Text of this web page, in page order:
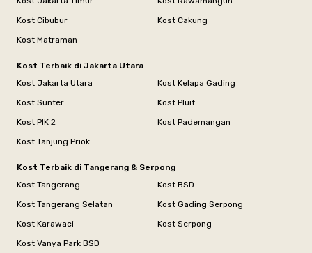
Kost Cibubur
Kost Cakung
Kost Matraman
Kost Terbaik di Jakarta Utara
Kost Jakarta Utara
Kost Kelapa Gading
Kost Sunter
Kost Pluit
Kost PIK 2
Kost Pademangan
Kost Tanjung Priok
Kost Terbaik di Tangerang & Serpong
Kost Tangerang
Kost BSD
Kost Tangerang Selatan
Kost Gading Serpong
Kost Karawaci
Kost Serpong
Kost Vanya Park BSD